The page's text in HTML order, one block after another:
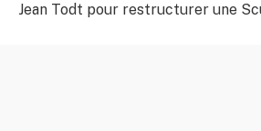
Jean Todt pour restructurer une